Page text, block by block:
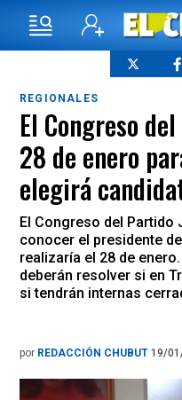
REGIONALES
El Congreso
28 de enero
elegirá
El Congreso del
conocer el presidente
realizaría el 28 de
deberán resolver si en
si tendrán internas
por REDACCIÓN CHUBUT 19/